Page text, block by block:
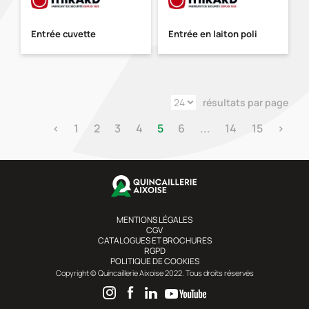
Entrée cuvette Entrée en laiton poli
résultats par page
‹ 1 2 3 4 5 6 ... 14 15 ›
MENTIONS LÉGALES
CGV
CATALOGUES ET BROCHURES
RGPD
POLITIQUE DE COOKIES
Copyright © Quincaillerie Aixoise 2022. Tous droits réservés